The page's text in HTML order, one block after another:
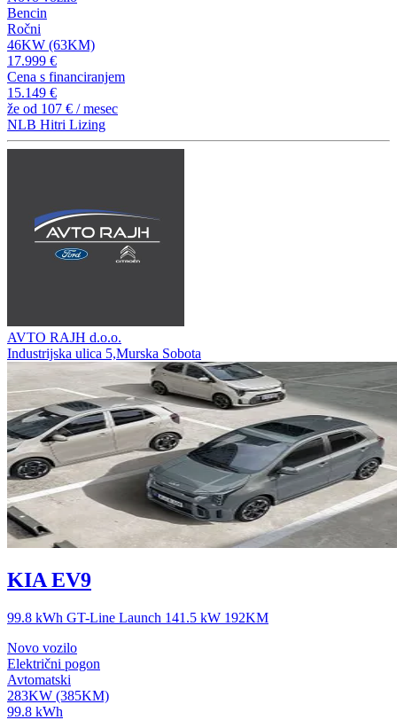
Bencin
Ročni
46KW (63KM)
17.999 €
Cena s financiranjem
15.149 €
že od 107 € / mesec
NLB Hitri Lizing
AVTO RAJH d.o.o.
Industrijska ulica 5,Murska Sobota
KIA EV9
99.8 kWh GT-Line Launch 141.5 kW 192KM
Novo vozilo
Električni pogon
Avtomatski
283KW (385KM)
99.8 kWh